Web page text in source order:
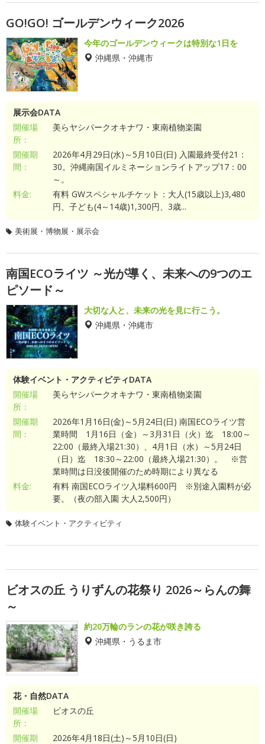
GO!GO! ゴールデンウィーク2026
今年のゴールデンウィークは特別な1日を
沖縄県・沖縄市
展示会DATA
開催場
所：
美らヤシパークオキナワ・東南植物楽園
開催期
間：
2026年4月29日(水)～5月10日(日) 入園最終受付21：
30。沖縄南国イルミネーションライトアップ17：00
～。
料金:
有料 GWスペシャルチケット：大人(15歳以上)3,480
円、子ども(4～14歳)1,300円、3歳...
美術展・博物展・展示会
南国ECOライツ ～光が導く、未来への9つのエ
ピソード～
大切な人と、未来の光を見に行こう。
沖縄県・沖縄市
体験イベント・アクティビティDATA
開催場
所：
美らヤシパークオキナワ・東南植物楽園
開催期
間：
2026年1月16日(金)～5月24日(日) 南国ECOライツ営
業時間 1月16日（金）～3月31日（火）迄 18:00～
22:00（最終入場21:30）、4月1日（水）～5月24日
（日）迄 18:30～22:00（最終入場21:30）。 ※営
業時間は日没後開催のため時期により異なる
料金:
有料 南国ECOライツ入場料600円 ※別途入園料が必
要。（夜の部入園 大人2,500円）
体験イベント・アクティビティ
ビオスの丘 うりずんの花祭り 2026～らんの舞
～
約20万輪のランの花が咲き誇る
沖縄県・うるま市
花・自然DATA
開催場
所：
ビオスの丘
開催期
2026年4月18日(土)～5月10日(日)